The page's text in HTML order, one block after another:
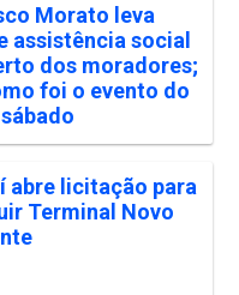
Morato leva
assistência social
dos moradores;
foi o evento do
abre licitação para
Terminal Novo